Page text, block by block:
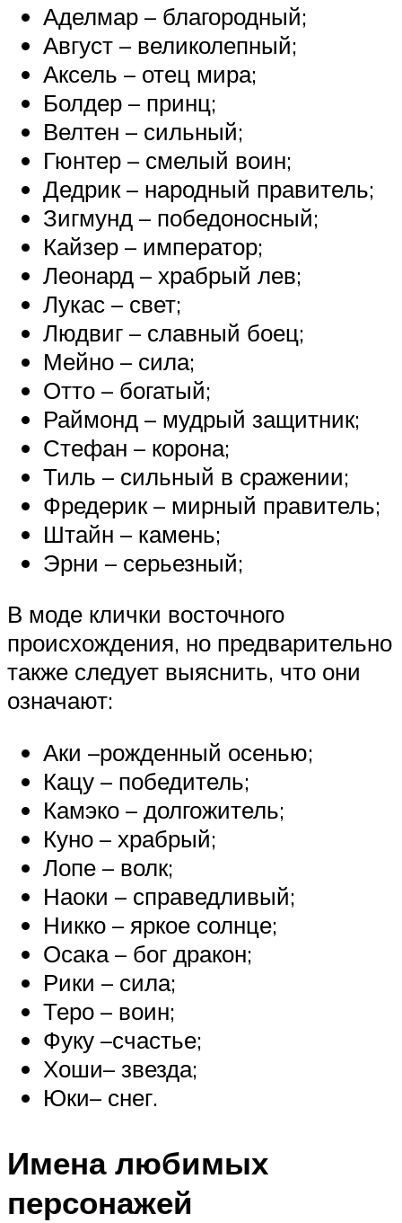
Аделмар – благородный;
Август – великолепный;
Аксель – отец мира;
Болдер – принц;
Велтен – сильный;
Гюнтер – смелый воин;
Дедрик – народный правитель;
Зигмунд – победоносный;
Кайзер – император;
Леонард – храбрый лев;
Лукас – свет;
Людвиг – славный боец;
Мейно – сила;
Отто – богатый;
Раймонд – мудрый защитник;
Стефан – корона;
Тиль – сильный в сражении;
Фредерик – мирный правитель;
Штайн – камень;
Эрни – серьезный;
В моде клички восточного
происхождения, но предварительно
также следует выяснить, что они
означают:
Аки –рожденный осенью;
Кацу – победитель;
Камэко – долгожитель;
Куно – храбрый;
Лопе – волк;
Наоки – справедливый;
Никко – яркое солнце;
Осака – бог дракон;
Рики – сила;
Теро – воин;
Фуку –счастье;
Хоши– звезда;
Юки– снег.
Имена любимых
персонажей